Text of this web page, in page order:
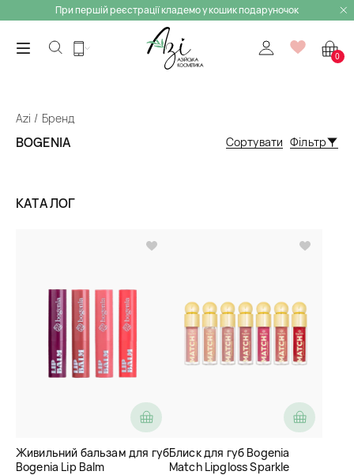
При першій реєстрації кладемо у кошик подаруночок
0
Azi Бренд
BOGENIA Сортувати Фільтр
КАТАЛОГ
Живильний бальзам для губ
Bogenia Lip Balm
Блиск для губ Bogenia
Match Lipgloss Sparkle